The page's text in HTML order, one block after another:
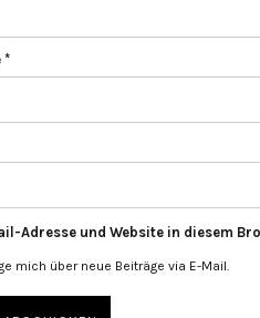
*
Adresse und Website in diesem
mich über neue Beiträge via E-Mail.